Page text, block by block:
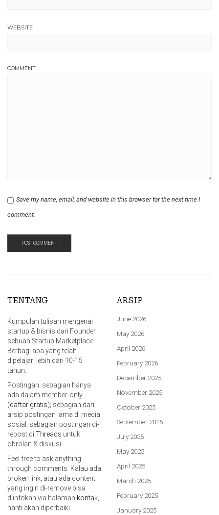
WEBSITE
COMMENT
Save my name, email, and website in this browser for the next time I
comment.
TENTANG
Kumpulan tulisan mengenai
startup & bisnis dari Founder
sebuah Startup Marketplace.
Berbagi apa yang telah
dipelajari lebih dari 10-15
tahun.
Postingan: sebagian hanya
ada dalam member-only
(daftar gratis); sebagian dari
arsip postingan lama di media
sosial; sebagian postingan di-
repost di Threads untuk
obrolan & diskusi.
Feel free to ask anything
through comments. Kalau ada
broken link, atau ada content
yang ingin di-remove bisa
diinfokan via halaman kontak,
nanti akan diperbaiki.
ARSIP
June 2026
May 2026
April 2026
February 2026
December 2025
November 2025
October 2025
September 2025
July 2025
May 2025
April 2025
March 2025
February 2025
January 2025